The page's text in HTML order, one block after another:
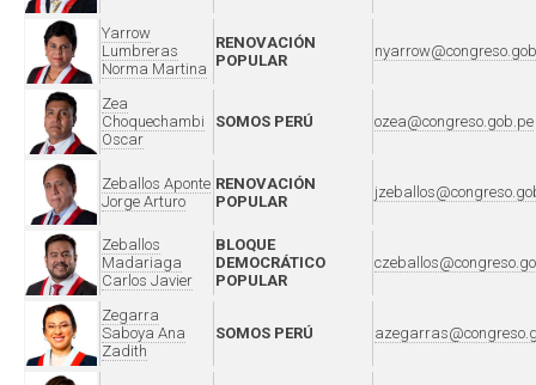
Yarrow
Lumbreras
Norma Martina
RENOVACIÓN
POPULAR
Zea
Choquechambi
Oscar
SOMOS PERÚ ozea@congreso.gob.pe
Zeballos Aponte
Jorge Arturo
RENOVACIÓN
POPULAR
Zeballos
Madariaga
Carlos Javier
BLOQUE
DEMOCRÁTICO
POPULAR
Zegarra
Saboya Ana
Zadith
SOMOS PERÚ